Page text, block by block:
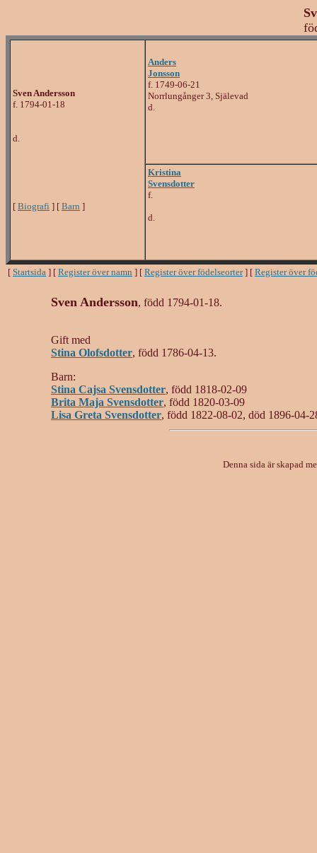
Sven Andersson
f. 1794-01-18
d.
[ Biografi ] [ Barn ]
Anders
Jonsson
f. 1749-06-21
Norrlungånger 3, Själevad
d.
Kristina
Svensdotter
f.
d.
[ Startsida ] [ Register över namn ] [ Register över födelseorter] [ Register över
Sven Andersson, född 1794-01-18.
Gift med
Stina Olofsdotter, född 1786-04-13.
Barn:
Stina Cajsa Svensdotter, född 1818-02-09
Brita Maja Svensdotter, född 1820-03-09
Lisa Greta Svensdotter, född 1822-08-02, död 1896-04-
Denna sida är skapad